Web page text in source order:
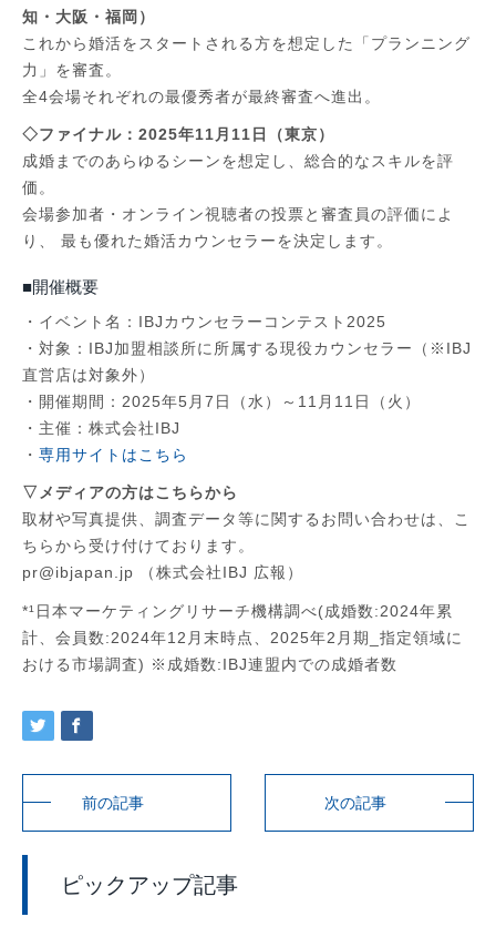
知・大阪・福岡）
これから婚活をスタートされる方を想定した「プランニング
力」を審査。
全4会場それぞれの最優秀者が最終審査へ進出。
◇ファイナル：2025年11月11日（東京）
成婚までのあらゆるシーンを想定し、総合的なスキルを評
価。
会場参加者・オンライン視聴者の投票と審査員の評価によ
り、 最も優れた婚活カウンセラーを決定します。
■開催概要
・イベント名：IBJカウンセラーコンテスト2025
・対象：IBJ加盟相談所に所属する現役カウンセラー（※IBJ
直営店は対象外）
・開催期間：2025年5月7日（水）～11月11日（火）
・主催：株式会社IBJ
・ 専用サイトはこちら
▽メディアの方はこちらから
取材や写真提供、調査データ等に関するお問い合わせは、こ
ちらから受け付けております。
pr@ibjapan.jp （株式会社IBJ 広報）
*¹日本マーケティングリサーチ機構調べ(成婚数:2024年累
計、会員数:2024年12月末時点、2025年2月期_指定領域に
おける市場調査) ※成婚数:IBJ連盟内での成婚者数
前の記事 次の記事
ピックアップ記事